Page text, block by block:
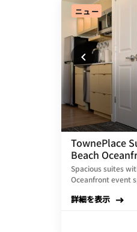
ニュー
TownePlace
Beach
Spacious suites
Oceanfront event
詳細を表示